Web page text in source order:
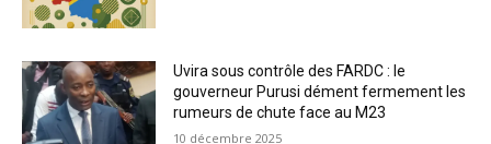
Uvira sous contrôle des FARDC : le
gouverneur Purusi dément fermement les
rumeurs de chute face au M23
10 décembre 2025